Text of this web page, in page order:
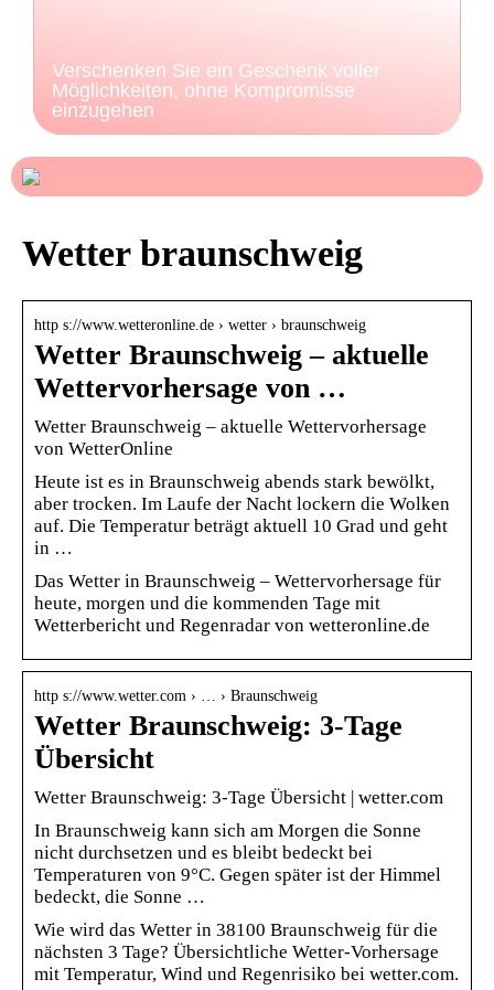
Verschenken Sie ein Geschenk voller
Möglichkeiten, ohne Kompromisse
einzugehen
Wetter braunschweig
http s://www.wetteronline.de › wetter › braunschweig
Wetter Braunschweig – aktuelle
Wettervorhersage von …
Wetter Braunschweig – aktuelle Wettervorhersage
von WetterOnline
Heute ist es in Braunschweig abends stark bewölkt,
aber trocken. Im Laufe der Nacht lockern die Wolken
auf. Die Temperatur beträgt aktuell 10 Grad und geht
in …
Das Wetter in Braunschweig – Wettervorhersage für
heute, morgen und die kommenden Tage mit
Wetterbericht und Regenradar von wetteronline.de
http s://www.wetter.com › … › Braunschweig
Wetter Braunschweig: 3-Tage
Übersicht
Wetter Braunschweig: 3-Tage Übersicht | wetter.com
In Braunschweig kann sich am Morgen die Sonne
nicht durchsetzen und es bleibt bedeckt bei
Temperaturen von 9°C. Gegen später ist der Himmel
bedeckt, die Sonne …
Wie wird das Wetter in 38100 Braunschweig für die
nächsten 3 Tage? Übersichtliche Wetter-Vorhersage
mit Temperatur, Wind und Regenrisiko bei wetter.com.